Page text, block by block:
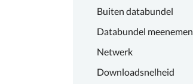
Buiten databundel
Databundel meenemen
Netwerk
Downloadsnelheid